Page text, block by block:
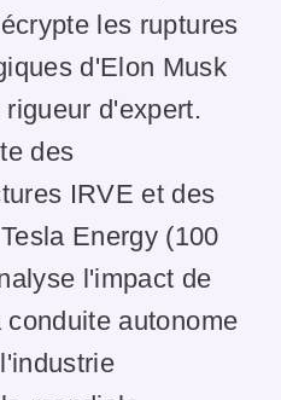
les ruptures
d'Elon Musk
d'expert.
des
IRVE et des
Energy (100
l'impact de
conduite autonome